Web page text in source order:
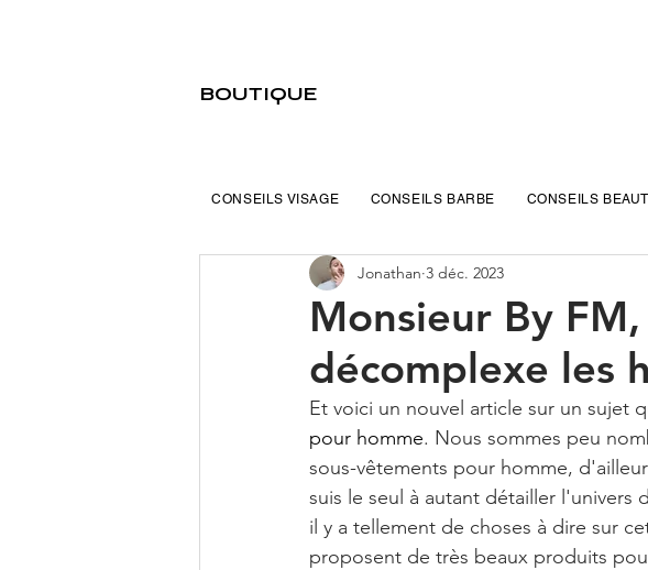
BOUTIQUE
Monsieur By
décomplexe les
Jonathan 3 déc. 2023
Et voici un nouvel article sur un sujet
pour homme. Nous sommes peu
sous-vêtements pour homme,
suis le seul à autant détailler l'univers
il y a tellement de choses à dire sur
proposent de très beaux produits
CONSEILS VISAGE CONSEILS BARBE CONSEILS